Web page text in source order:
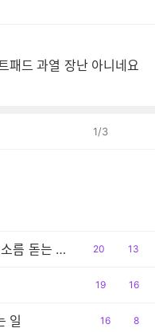
패드 과열 장난 아니네요
1/3
설거지를 안 해주자 강아지가 한 소름 돋는 행동
공
20
댓
13
공
19
댓
16
일
공
16
댓
8